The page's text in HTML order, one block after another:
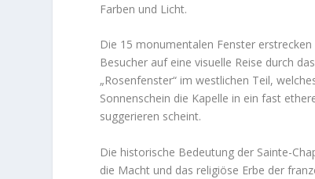
Farben und Licht.
Die 15 monumentalen Fenster
Besucher auf eine visuelle Reise durch
„Rosenfenster“ im westlichen Teil,
Sonnenschein die Kapelle in ein fast
suggerieren scheint.
Die historische Bedeutung der Sainte-
die Macht und das religiöse Erbe der